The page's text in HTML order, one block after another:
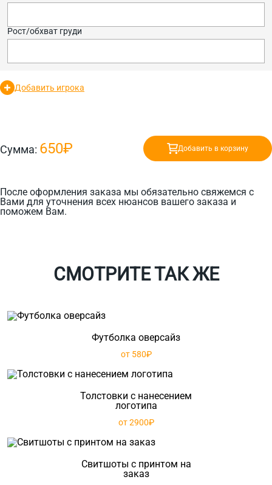
Рост/обхват груди
Добавить игрока
После оформления заказа мы обязательно свяжемся с
Вами для уточнения всех нюансов вашего заказа и
поможем Вам.
Сумма: 650₽ Добавить в корзину
СМОТРИТЕ ТАК ЖЕ
Футболка оверсайз
от 580₽
Толстовки с нанесением
логотипа
от 2900₽
Свитшоты с принтом на
заказ